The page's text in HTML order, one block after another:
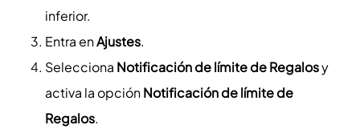
inferior.
Entra enAjustes.
Selecciona Notificación de límite de Regalosy
activa la opciónNotificación de límite de
Regalos.